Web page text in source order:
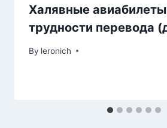
Халявные авиабилеты
трудности перевода
By leronich